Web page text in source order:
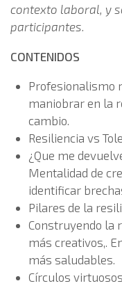
contexto laboral, y
participantes.
CONTENIDOS
Profesionalismo
maniobrar en la
cambio.
Resiliencia vs
¿Que me
Mentalidad de
identificar
Pilares de la
Construyendo la
más creativos,.
más saludables.
Círculos